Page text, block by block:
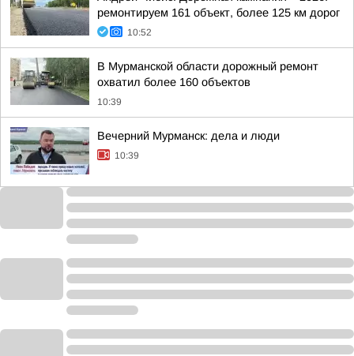
ремонтируем 161 объект, более 125 км дорог
10:52
В Мурманской области дорожный ремонт
охватил более 160 объектов
10:39
Вечерний Мурманск: дела и люди
10:39